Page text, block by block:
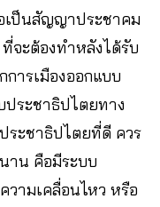
เป็นสัญญาประชาคม​
จะต้องทำหลังได้รับ
การเมืองออกแบบ
ประชาธิปไตยทาง
ระชาธิปไตยที่ดี ควร
าน คือมีระบบ
วามเคลื่อนไหว​ หรือ